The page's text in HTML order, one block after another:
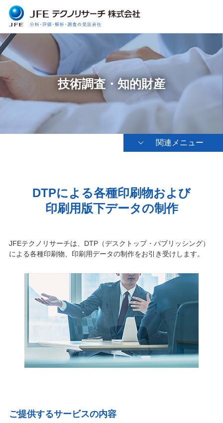
技術調査・知的財産
関連メニュー
DTPによる各種印刷物および
印刷用版下データの制作
JFEテクノリサーチは、DTP（デスクトップ・パブリッシング）
による各種印刷物、印刷用データの制作をお引き受けします。
ご提供するサービスの内容